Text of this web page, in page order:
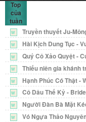
Top
của
tuần
W Truyền thuyết Ju-
W Hài Kịch Dung Tục -
W Quý Cô Xảo Quyệt -
W Thiếu niên gia khánh
W Hạnh Phúc Có Thật -
W Cô Dâu Thế Kỷ -
W Người Đàn Bà Mặt
W Vó Ngựa Thảo